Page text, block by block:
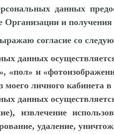
данных
Организации и
согласие со
данных
«пол» и
моего личного кабинета
данных
извлечение
удаление,